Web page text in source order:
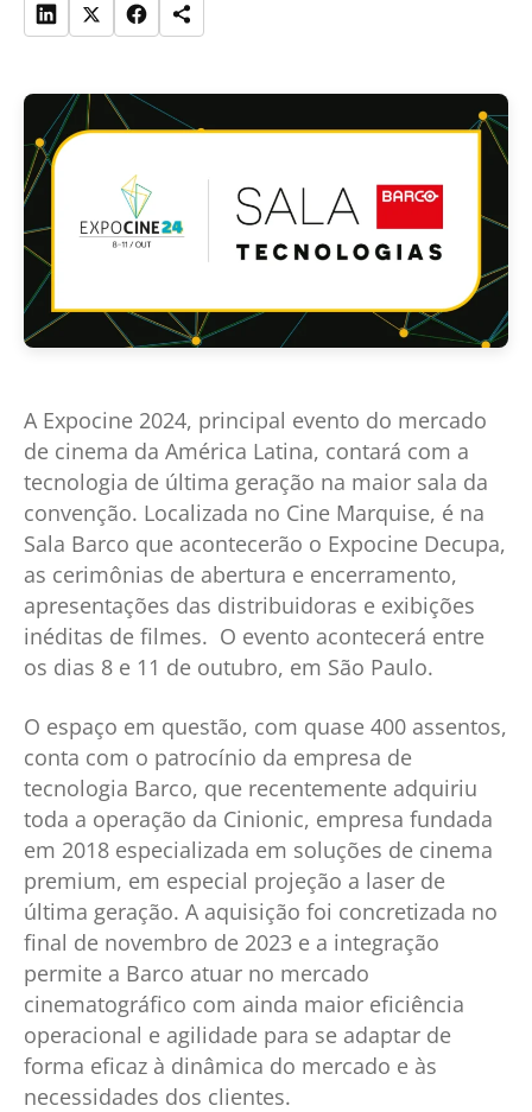
A Expocine 2024, principal evento do mercado
de cinema da América Latina, contará com a
tecnologia de última geração na maior sala da
convenção. Localizada no Cine Marquise, é na
Sala Barco que acontecerão o Expocine Decupa,
as cerimônias de abertura e encerramento,
apresentações das distribuidoras e exibições
inéditas de filmes. O evento acontecerá entre
os dias 8 e 11 de outubro, em São Paulo.
O espaço em questão, com quase 400 assentos,
conta com o patrocínio da empresa de
tecnologia Barco, que recentemente adquiriu
toda a operação da Cinionic, empresa fundada
em 2018 especializada em soluções de cinema
premium, em especial projeção a laser de
última geração. A aquisição foi concretizada no
final de novembro de 2023 e a integração
permite a Barco atuar no mercado
cinematográfico com ainda maior eficiência
operacional e agilidade para se adaptar de
forma eficaz à dinâmica do mercado e às
necessidades dos clientes.